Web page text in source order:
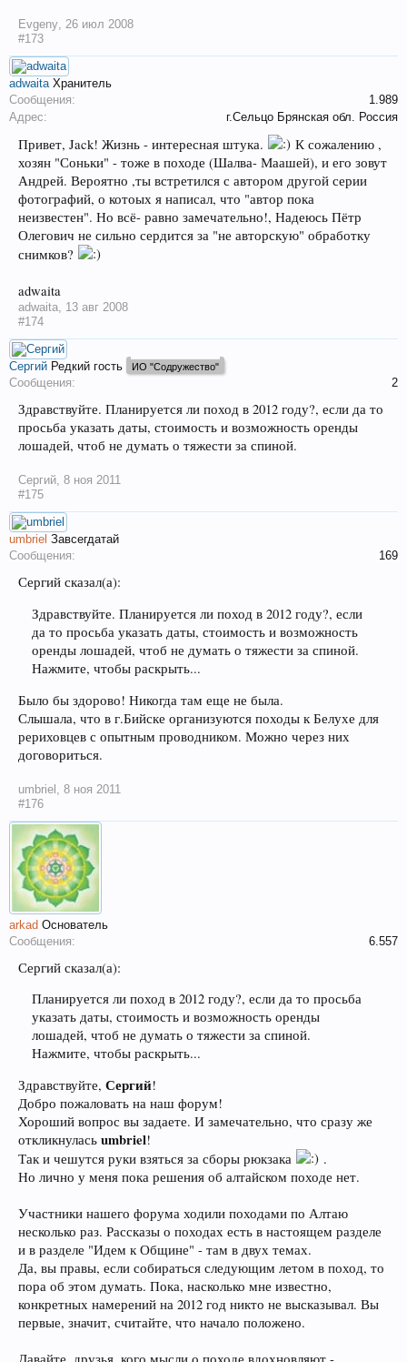
Evgeny, 26 июл 2008
#173
adwaita Хранитель
Сообщения:
1.989
Адрес:
г.Сельцо Брянская обл. Россия
Привет, Jack! Жизнь - интересная штука.
К сожалению ,
хозян "Соньки" - тоже в походе (Шалва- Маашей), и его зовут
Андрей. Вероятно ,ты встретился с автором другой серии
фотографий, о котоых я написал, что "автор пока
неизвестен". Но всё- равно замечательно!, Надеюсь Пётр
Олегович не сильно сердится за "не авторскую" обработку
снимков?
adwaita
adwaita, 13 авг 2008
#174
Сергий Редкий гость ИО "Содружество"
Сообщения: 2
Здравствуйте. Планируется ли поход в 2012 году?, если да то
просьба указать даты, стоимость и возможность оренды
лошадей, чтоб не думать о тяжести за спиной.
Сергий, 8 ноя 2011
#175
umbriel Завсегдатай
Сообщения:
169
Сергий сказал(а):
Здравствуйте. Планируется ли поход в 2012 году?, если
да то просьба указать даты, стоимость и возможность
оренды лошадей, чтоб не думать о тяжести за спиной.
Нажмите, чтобы раскрыть...
Было бы здорово! Никогда там еще не была.
Слышала, что в г.Бийске организуются походы к Белухе для
рериховцев с опытным проводником. Можно через них
договориться.
umbriel 8 ноя 2011
#176
arkad Основатель
Сообщения:
6.557
Сергий сказал(а):
Планируется ли поход в 2012 году?, если да то просьба
указать даты, стоимость и возможность оренды
лошадей, чтоб не думать о тяжести за спиной.
Нажмите, чтобы раскрыть...
Здравствуйте, Сергий!
Добро пожаловать на наш форум!
Хороший вопрос вы задаете. И замечательно, что сразу же
откликнулась umbriel!
Так и чешутся руки взяться за сборы рюкзака
.
Но лично у меня пока решения об алтайском походе нет.
Участники нашего форума ходили походами по Алтаю
несколько раз. Рассказы о походах есть в настоящем разделе
и в разделе "Идем к Общине" - там в двух темах.
Да, вы правы, если собираться следующим летом в поход, то
пора об этом думать. Пока, насколько мне известно,
конкретных намерений на 2012 год никто не высказывал. Вы
первые, значит, считайте, что начало положено.